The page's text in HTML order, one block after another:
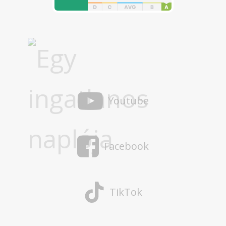
Youtube
Facebook
TikTok